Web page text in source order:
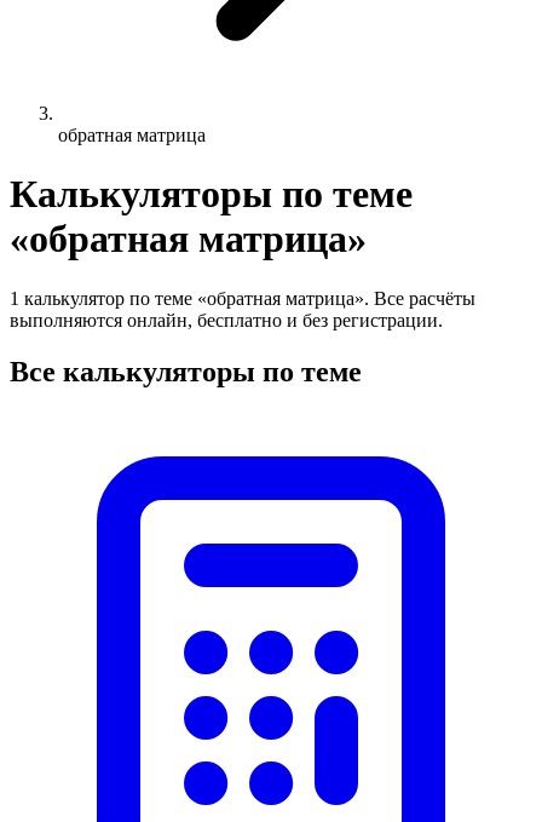
обратная матрица
Калькуляторы по теме
«обратная матрица»
1 калькулятор по теме «обратная матрица». Все расчёты
выполняются онлайн, бесплатно и без регистрации.
Все калькуляторы по теме